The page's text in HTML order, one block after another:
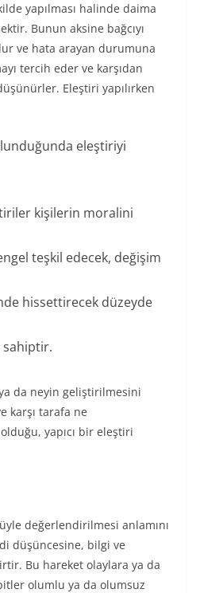
yapılması halinde daima
Bunun aksine bağcıyı
ve hata arayan durumuna
tercih eder ve karşıdan
Eleştiri yapılırken
eleştiriyi
kişilerin moralini
teşkil edecek, değişim
hissettirecek düzeyde
sahiptir.
da neyin geliştirilmesini
karşı tarafa ne
yapıcı bir eleştiri
değerlendirilmesi anlamını
düşüncesine, bilgi ve
Bu hareket olaylara ya da
olumlu ya da olumsuz